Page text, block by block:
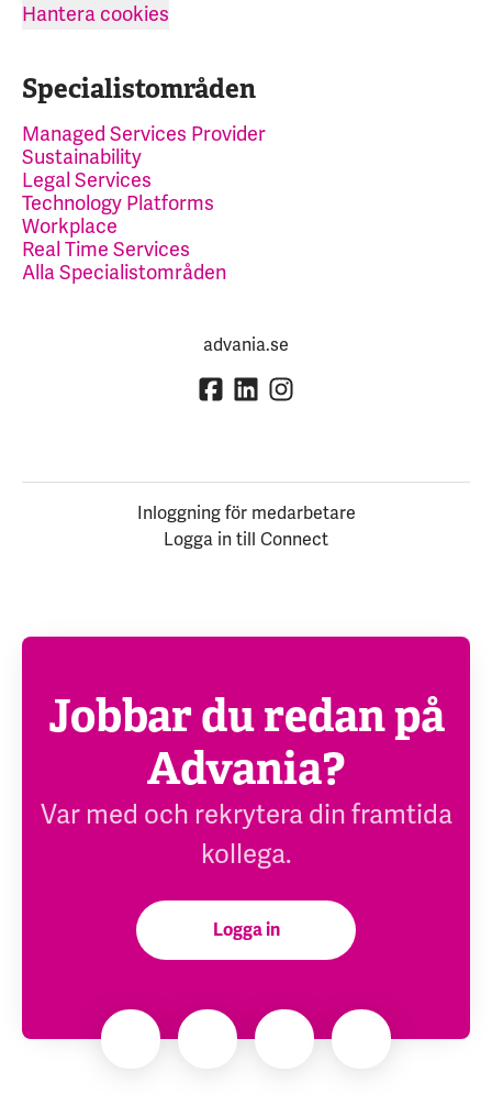
Hantera cookies
Specialistområden
Managed Services Provider
Sustainability
Legal Services
Technology Platforms
Workplace
Real Time Services
Alla Specialistområden
advania.se
Inloggning för medarbetare
Logga in till Connect
Jobbar du redan på
Advania?
Var med och rekrytera din framtida
kollega.
Logga in